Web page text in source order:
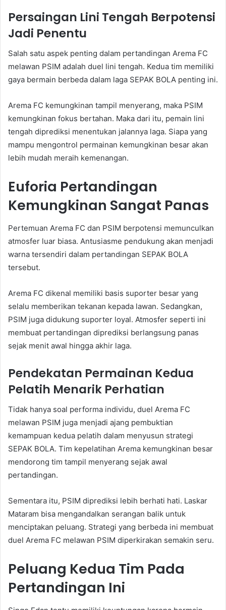
Persaingan Lini Tengah Berpotensi
Jadi Penentu
Salah satu aspek penting dalam pertandingan Arema FC
melawan PSIM adalah duel lini tengah. Kedua tim memiliki
gaya bermain berbeda dalam laga SEPAK BOLA penting ini.
Arema FC kemungkinan tampil menyerang, maka PSIM
kemungkinan fokus bertahan. Maka dari itu, pemain lini
tengah diprediksi menentukan jalannya laga. Siapa yang
mampu mengontrol permainan kemungkinan besar akan
lebih mudah meraih kemenangan.
Euforia Pertandingan
Kemungkinan Sangat Panas
Pertemuan Arema FC dan PSIM berpotensi memunculkan
atmosfer luar biasa. Antusiasme pendukung akan menjadi
warna tersendiri dalam pertandingan SEPAK BOLA
tersebut.
Arema FC dikenal memiliki basis suporter besar yang
selalu memberikan tekanan kepada lawan. Sedangkan,
PSIM juga didukung suporter loyal. Atmosfer seperti ini
membuat pertandingan diprediksi berlangsung panas
sejak menit awal hingga akhir laga.
Pendekatan Permainan Kedua
Pelatih Menarik Perhatian
Tidak hanya soal performa individu, duel Arema FC
melawan PSIM juga menjadi ajang pembuktian
kemampuan kedua pelatih dalam menyusun strategi
SEPAK BOLA. Tim kepelatihan Arema kemungkinan besar
mendorong tim tampil menyerang sejak awal
pertandingan.
Sementara itu, PSIM diprediksi lebih berhati hati. Laskar
Mataram bisa mengandalkan serangan balik untuk
menciptakan peluang. Strategi yang berbeda ini membuat
duel Arema FC melawan PSIM diperkirakan semakin seru.
Peluang Kedua Tim Pada
Pertandingan Ini